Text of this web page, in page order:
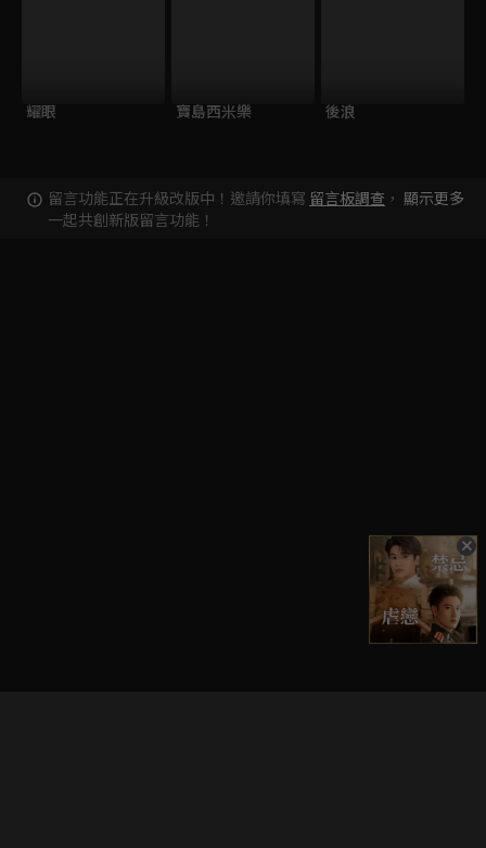
耀眼 寶島西米樂 後浪
留言功能正在升級改版中！邀請你填寫 留言板調查 ，
一起共創新版留言功能！
顯示更多